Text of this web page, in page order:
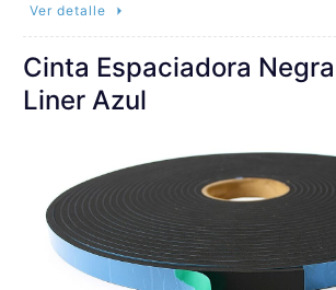
Ver detalle
Cinta Espaciadora
Liner Azul